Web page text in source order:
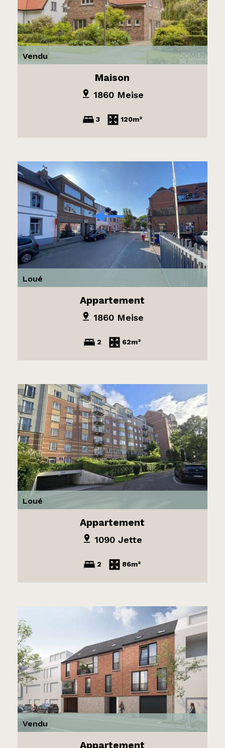
Vendu
Maison
1860 Meise
3 120m²
Loué
Appartement
1860 Meise
2 62m²
Loué
Appartement
1090 Jette
2 86m²
Vendu
Appartement